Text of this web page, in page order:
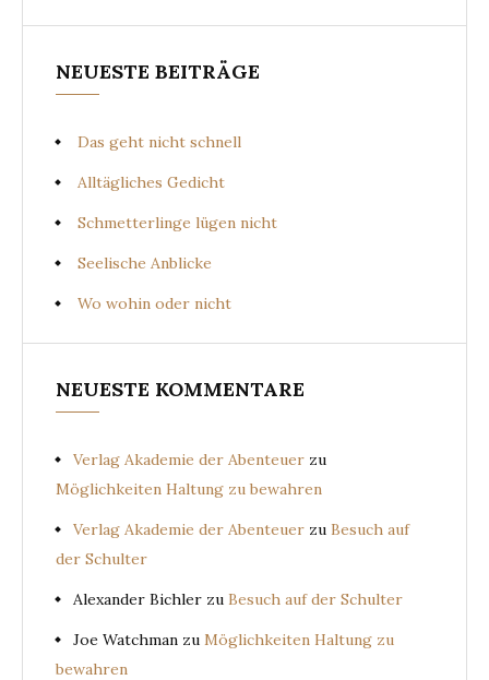
NEUESTE BEITRÄGE
Das geht nicht schnell
Alltägliches Gedicht
Schmetterlinge lügen nicht
Seelische Anblicke
Wo wohin oder nicht
NEUESTE KOMMENTARE
Verlag Akademie der Abenteuer zu
Möglichkeiten Haltung zu bewahren
Verlag Akademie der Abenteuer zu Besuch auf
der Schulter
Alexander Bichler zu Besuch auf der Schulter
Joe Watchman zu Möglichkeiten Haltung zu
bewahren